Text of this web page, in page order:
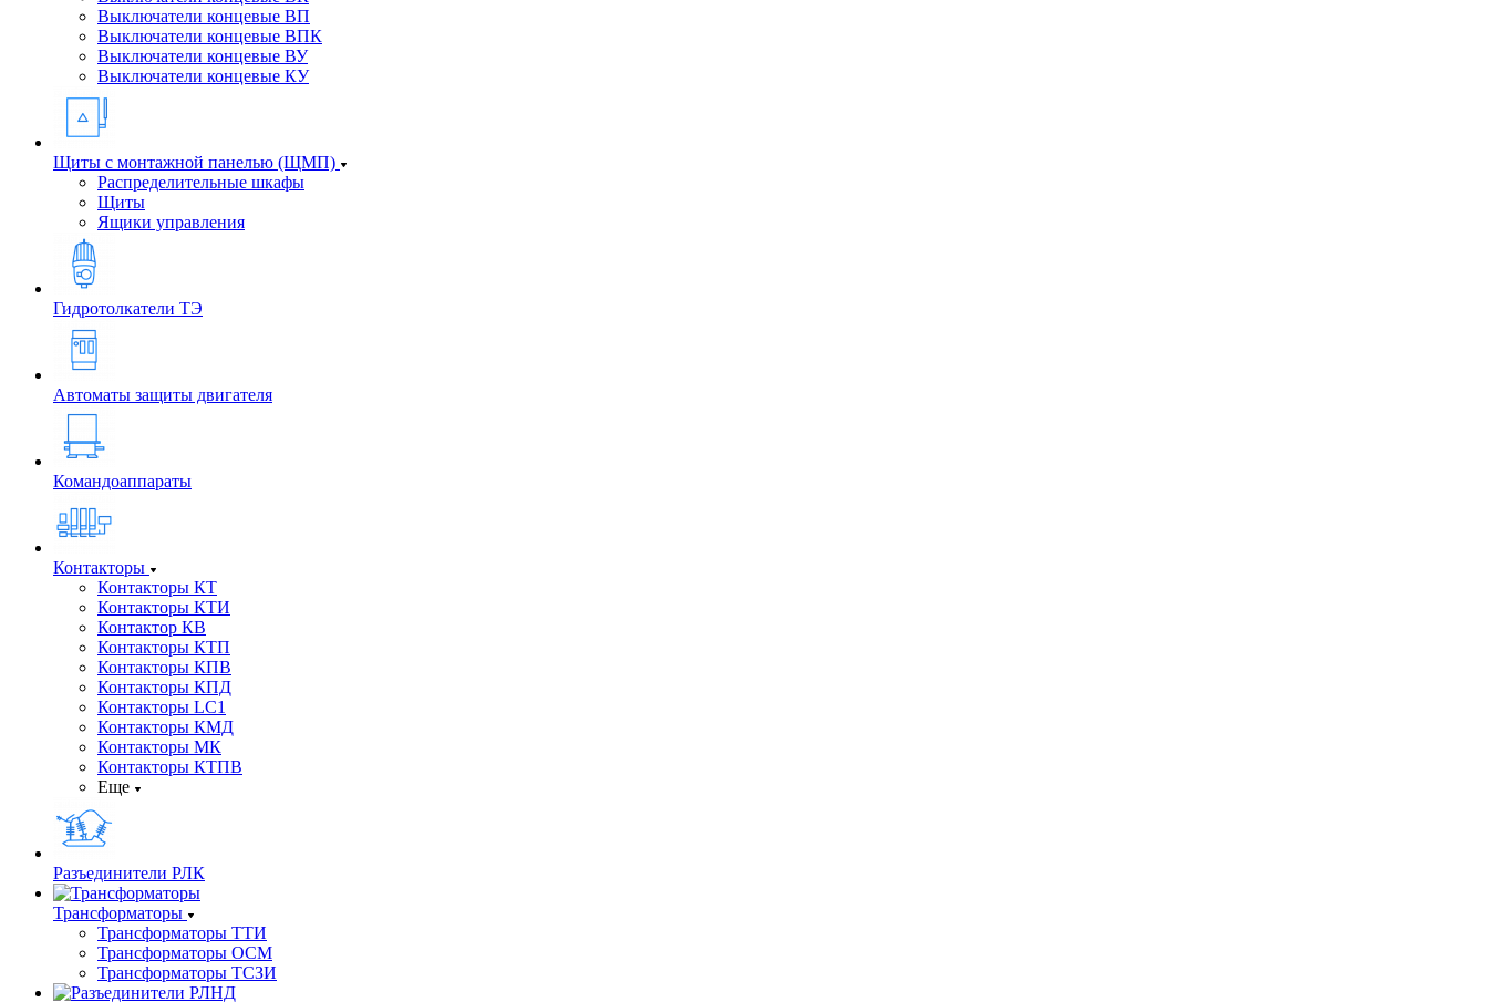
Выключатели концевые ВП
Выключатели концевые ВПК
Выключатели концевые ВУ
Выключатели концевые КУ
Щиты с монтажной панелью (ЩМП)
Распределительные шкафы
Щиты
Ящики управления
Гидротолкатели ТЭ
Автоматы защиты двигателя
Командоаппараты
Контакторы
Контакторы КТ
Контакторы КТИ
Контактор КВ
Контакторы КТП
Контакторы КПВ
Контакторы КПД
Контакторы LC1
Контакторы КМД
Контакторы МК
Контакторы КТПВ
Еще
Разъединители РЛК
Трансформаторы
Трансформаторы ТТИ
Трансформаторы ОСМ
Трансформаторы ТСЗИ